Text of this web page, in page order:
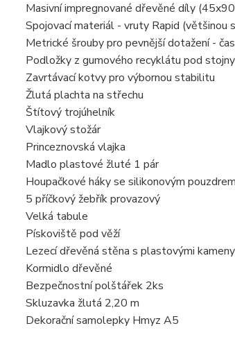
Masivní impregnované dřevěné díly
Spojovací materiál - vruty Rapid (většinou
Metrické šrouby pro pevnější dotažení -
Podložky z gumového recyklátu pod
Zavrtávací kotvy pro výbornou stabilitu
Žlutá plachta na střechu
Štítový trojúhelník
Vlajkový stožár
Princeznovská vlajka
Madlo plastové žluté 1 pár
Houpačkové háky se silikonovým
5 příčkový žebřík provazový
Velká tabule
Pískoviště pod věží
Lezecí dřevěná stěna s plastovými
Kormidlo dřevěné
Bezpečnostní polštářek 2ks
Skluzavka žlutá 2,20 m
Dekorační samolepky Hmyz A5